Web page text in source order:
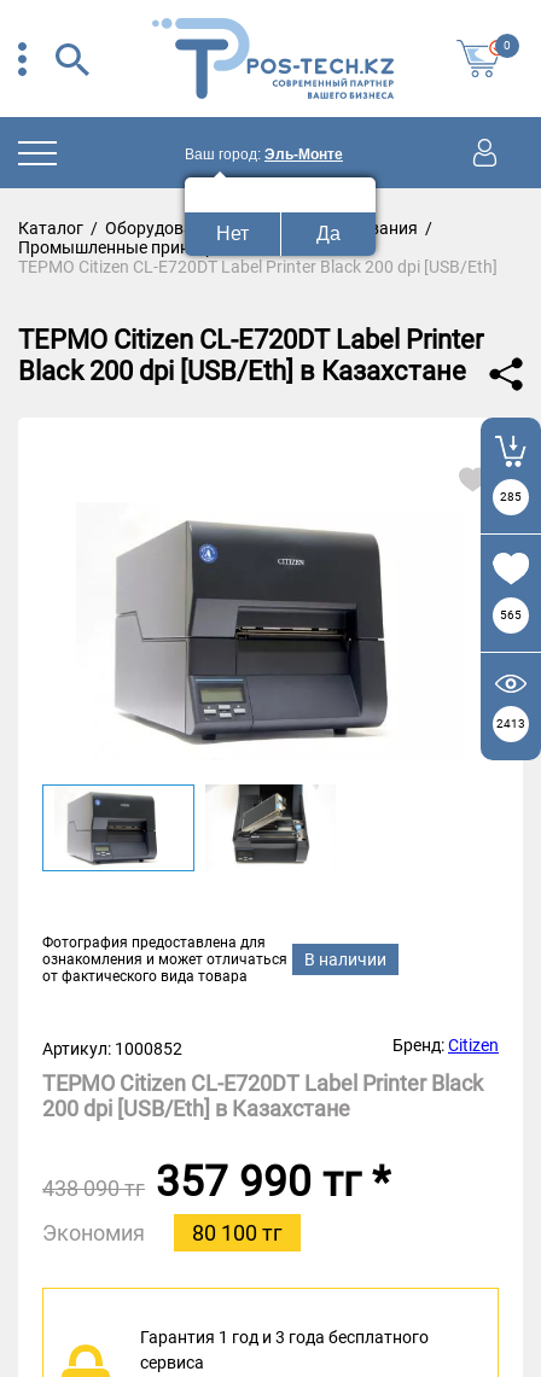
0
Ваш город: Эль-Монте
Нет Да
Каталог / Оборудование для штрих-кодирования /
Промышленные принтеры этикеток
/
ТЕРМО Citizen CL-E720DT Label Printer Black 200 dpi [USB/Eth]
ТЕРМО Citizen CL-E720DT Label Printer
Black 200 dpi [USB/Eth] в Казахстане
285
565
2413
Фотография предоставлена для
ознакомления и может отличаться
от фактического вида товара
В наличии
Артикул: 1000852 Бренд:Citizen
ТЕРМО Citizen CL-E720DT Label Printer Black
200 dpi [USB/Eth] в Казахстане
438 090 тг 357 990 тг*
Экономия 80 100 тг
Гарантия 1 год и 3 года бесплатного
сервиса